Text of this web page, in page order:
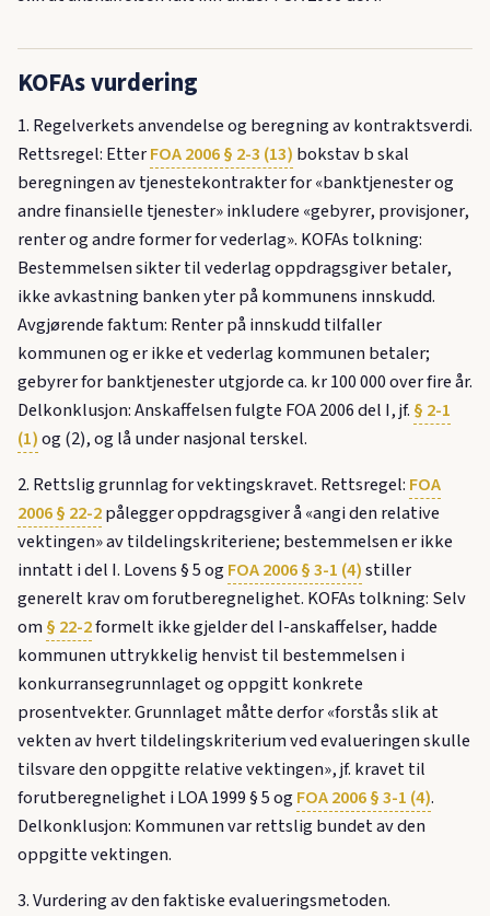
KOFAs vurdering
1. Regelverkets anvendelse og beregning av kontraktsverdi.
Rettsregel: EtterFOA 2006 § 2-3 (13) bokstav b skal
beregningen av tjenestekontrakter for «banktjenester og
andre finansielle tjenester» inkludere «gebyrer, provisjoner,
renter og andre former for vederlag». KOFAs tolkning:
Bestemmelsen sikter til vederlag oppdragsgiver betaler,
ikke avkastning banken yter på kommunens innskudd.
Avgjørende faktum: Renter på innskudd tilfaller
kommunen og er ikke et vederlag kommunen betaler;
gebyrer for banktjenester utgjorde ca. kr 100 000 over fire år.
Delkonklusjon: Anskaffelsen fulgte FOA 2006 del I, jf. § 2-1
(1)og (2), og lå under nasjonal terskel.
2. Rettslig grunnlag for vektingskravet. Rettsregel: FOA
2006 § 22-2pålegger oppdragsgiver å «angi den relative
vektingen» av tildelingskriteriene; bestemmelsen er ikke
inntatt i del I. Lovens § 5 ogFOA 2006 § 3-1 (4)stiller
generelt krav om forutberegnelighet. KOFAs tolkning: Selv
om§ 22-2formelt ikke gjelder del I-anskaffelser, hadde
kommunen uttrykkelig henvist til bestemmelsen i
konkurransegrunnlaget og oppgitt konkrete
prosentvekter. Grunnlaget måtte derfor «forstås slik at
vekten av hvert tildelingskriterium ved evalueringen skulle
tilsvare den oppgitte relative vektingen», jf. kravet til
forutberegnelighet i LOA 1999 § 5 ogFOA 2006 § 3-1 (4).
Delkonklusjon: Kommunen var rettslig bundet av den
oppgitte vektingen.
3. Vurdering av den faktiske evalueringsmetoden.